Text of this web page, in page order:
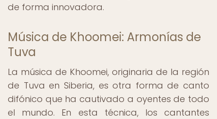
de forma innovadora.
Música de Khoomei: Armonías de
Tuva
La música de Khoomei, originaria de la región
de Tuva en Siberia, es otra forma de canto
difónico que ha cautivado a oyentes de todo
el mundo. En esta técnica, los cantantes